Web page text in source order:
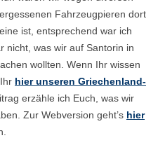
Fahrzeugpieren dort
ist, entsprechend war ich
nicht, was wir auf Santorin in
wollten. Wenn Ihr wissen
hier unseren Griechenland-
erzähle ich Euch, was wir
Zur Webversion geht’s hier